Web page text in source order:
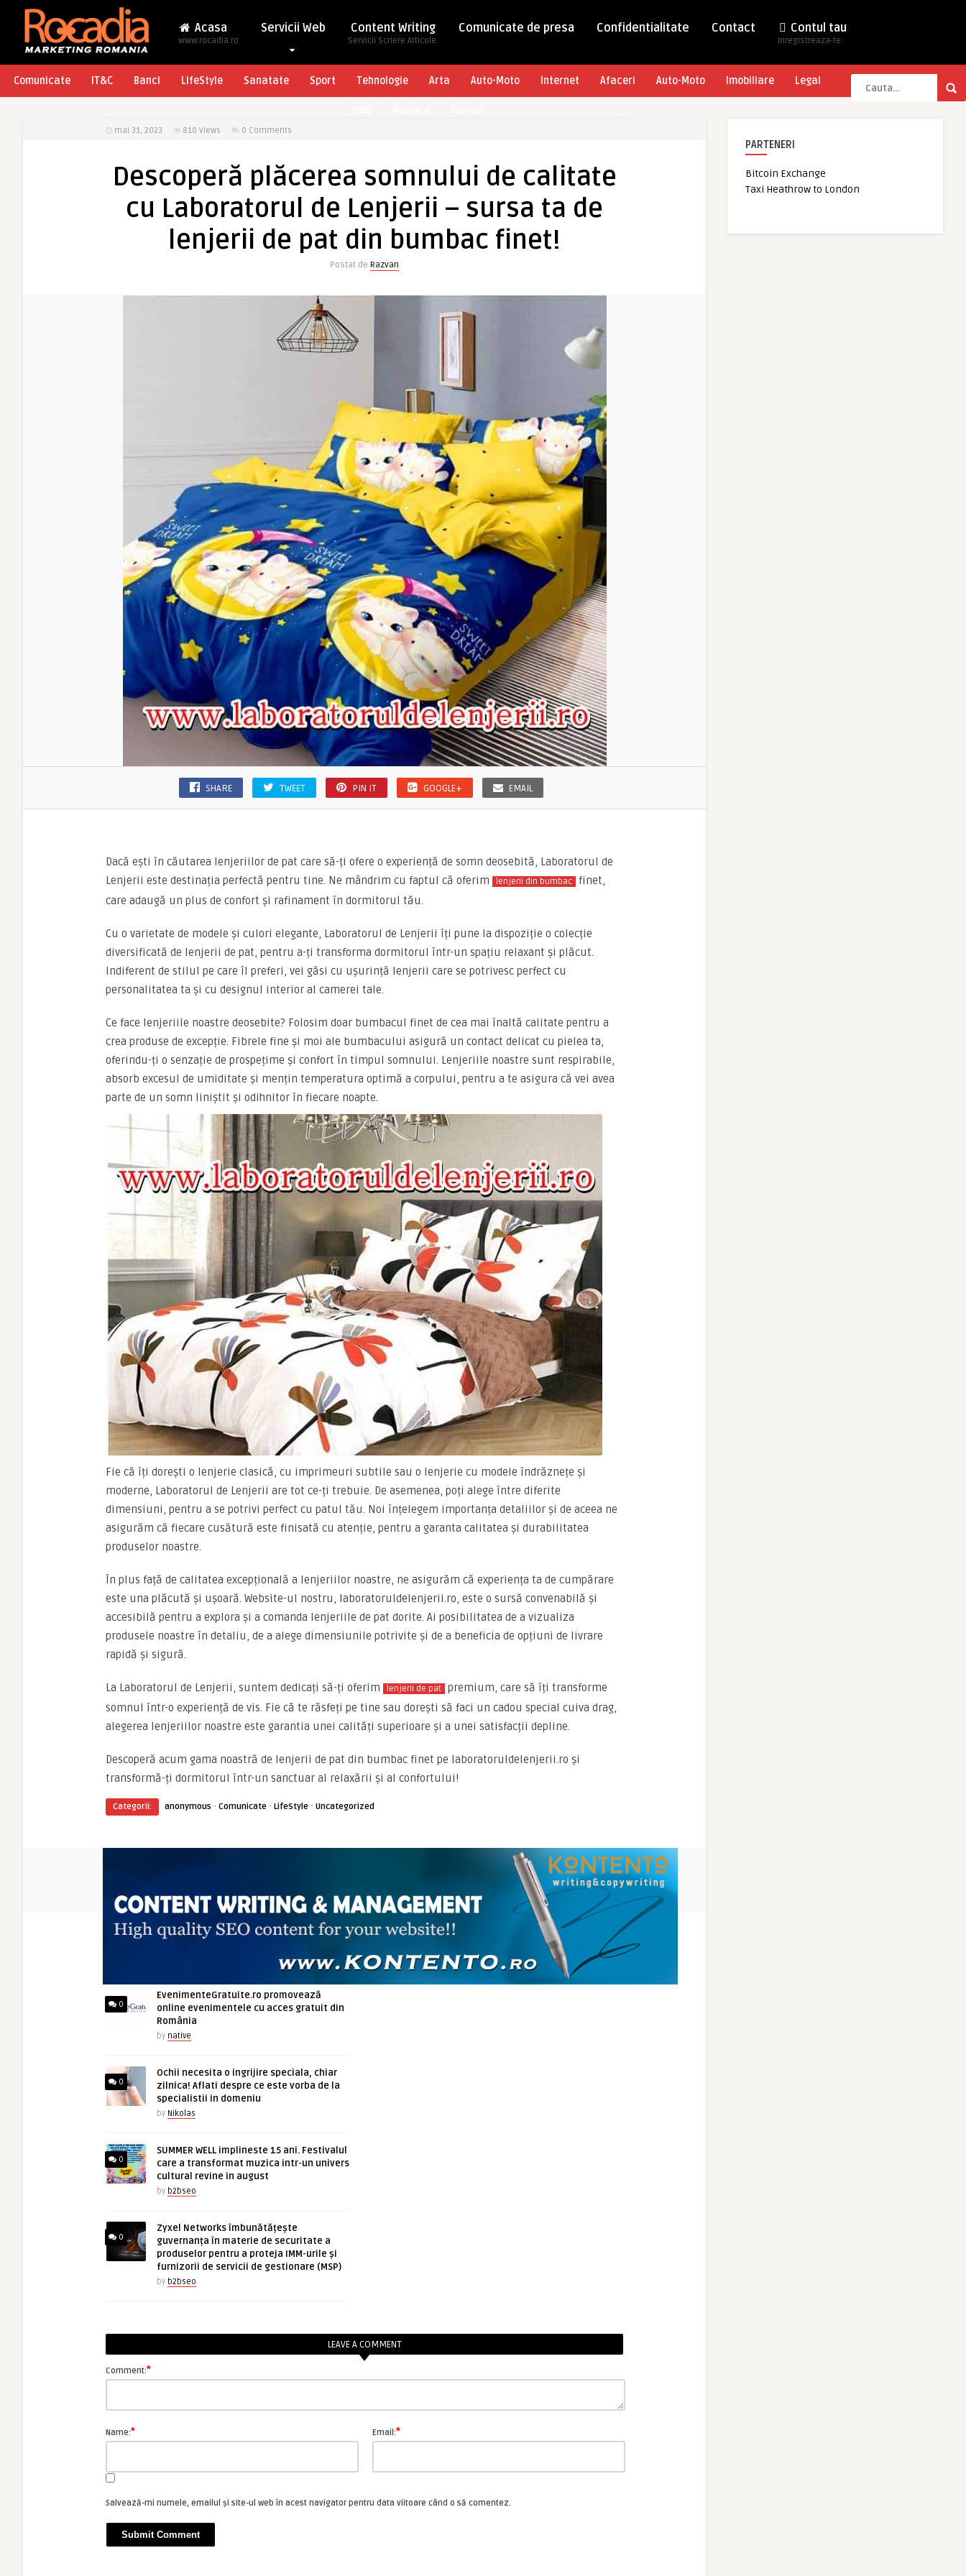
Acasa
www.rocadia.ro
Servicii Web Content Writing
Servicii Scriere Articole
Comunicate de presa Confidentialitate Contact Contul tau
Inregistreaza-te
Comunicate IT&C Banci LifeStyle Sanatate Sport Tehnologie Arta Auto-Moto Internet Afaceri Auto-Moto Imobiliare Legal
mai 31, 2023 810 Views 0 Comments
Descoperă plăcerea somnului de calitate
cu Laboratorul de Lenjerii – sursa ta de
lenjerii de pat din bumbac finet!
Postat de Razvan
SHARE TWEET PIN IT GOOGLE+ EMAIL
Dacă ești în căutarea lenjeriilor de pat care să-ți ofere o experiență de somn deosebită, Laboratorul de
Lenjerii este destinația perfectă pentru tine. Ne mândrim cu faptul că oferim
lenjerii din bumbac finet,
care adaugă un plus de confort și rafinament în dormitorul tău.
Cu o varietate de modele și culori elegante, Laboratorul de Lenjerii îți pune la dispoziție o colecție
diversificată de lenjerii de pat, pentru a-ți transforma dormitorul într-un spațiu relaxant și plăcut.
Indiferent de stilul pe care îl preferi, vei găsi cu ușurință lenjerii care se potrivesc perfect cu
personalitatea ta și cu designul interior al camerei tale.
Ce face lenjeriile noastre deosebite? Folosim doar bumbacul finet de cea mai înaltă calitate pentru a
crea produse de excepție. Fibrele fine și moi ale bumbacului asigură un contact delicat cu pielea ta,
oferindu-ți o senzație de prospețime și confort în timpul somnului. Lenjeriile noastre sunt respirabile,
absorb excesul de umiditate și mențin temperatura optimă a corpului, pentru a te asigura că vei avea
parte de un somn liniștit și odihnitor în fiecare noapte.
Fie că îți dorești o lenjerie clasică, cu imprimeuri subtile sau o lenjerie cu modele îndrăznețe și
moderne, Laboratorul de Lenjerii are tot ce-ți trebuie. De asemenea, poți alege între diferite
dimensiuni, pentru a se potrivi perfect cu patul tău. Noi înțelegem importanța detaliilor și de aceea ne
asigurăm că fiecare cusătură este finisată cu atenție, pentru a garanta calitatea și durabilitatea
produselor noastre.
În plus față de calitatea excepțională a lenjeriilor noastre, ne asigurăm că experiența ta de cumpărare
este una plăcută și ușoară. Website-ul nostru, laboratoruldelenjerii.ro, este o sursă convenabilă și
accesibilă pentru a explora și a comanda lenjeriile de pat dorite. Ai posibilitatea de a vizualiza
produsele noastre în detaliu, de a alege dimensiunile potrivite și de a beneficia de opțiuni de livrare
rapidă și sigură.
La Laboratorul de Lenjerii, suntem dedicați să-ți oferim lenjerii de pat premium, care să îți transforme
somnul într-o experiență de vis. Fie că te răsfeți pe tine sau dorești să faci un cadou special cuiva drag,
alegerea lenjeriilor noastre este garantia unei calități superioare și a unei satisfacții depline.
Descoperă acum gama noastră de lenjerii de pat din bumbac finet pe laboratoruldelenjerii.ro și
transformă-ți dormitorul într-un sanctuar al relaxării și al confortului!
Categorii: anonymous · Comunicate · LifeStyle · Uncategorized
0
EvenimenteGratuite.ro promovează
online evenimentele cu acces gratuit din
România
by native
0
Ochii necesita o ingrijire speciala, chiar
zilnica! Aflati despre ce este vorba de la
specialistii in domeniu
by Nikolas
0
SUMMER WELL implineste 15 ani. Festivalul
care a transformat muzica intr-un univers
cultural revine in august
by b2bseo
0
Zyxel Networks îmbunătățește
guvernanța în materie de securitate a
produselor pentru a proteja IMM-urile și
furnizorii de servicii de gestionare (MSP)
by b2bseo
ARTICOLE ASEMANATOARE
LEAVE A COMMENT
Comment:*
Name:* Email:*
Salvează-mi numele, emailul și site-ul web în acest navigator pentru data viitoare când o să comentez.
PARTENERI
Bitcoin Exchange
Taxi Heathrow to London